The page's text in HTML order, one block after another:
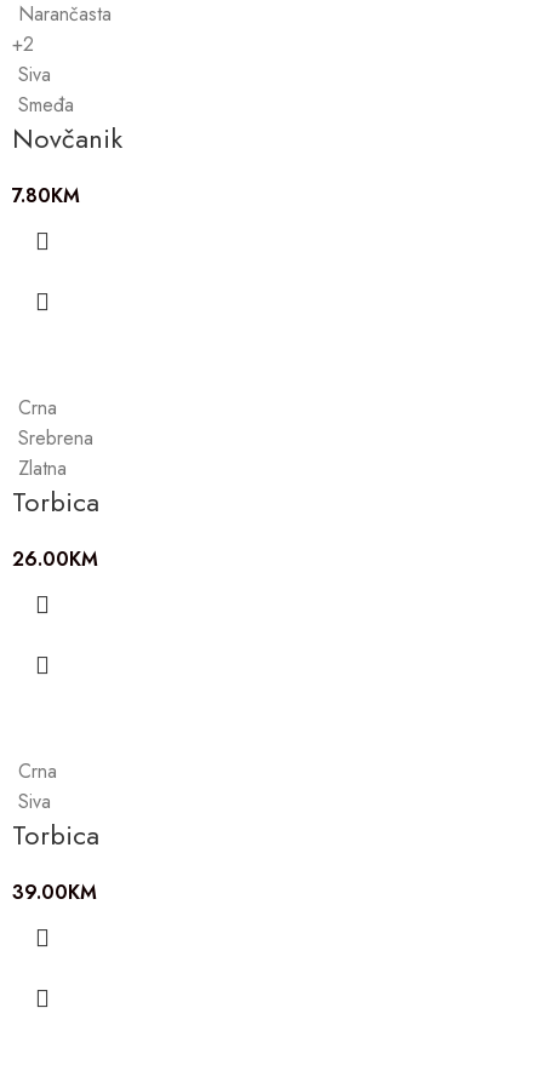
Narančasta
+2
Siva
Smeđa
Novčanik
7.80KM
Crna
Srebrena
Zlatna
Torbica
26.00KM
Crna
Siva
Torbica
39.00KM